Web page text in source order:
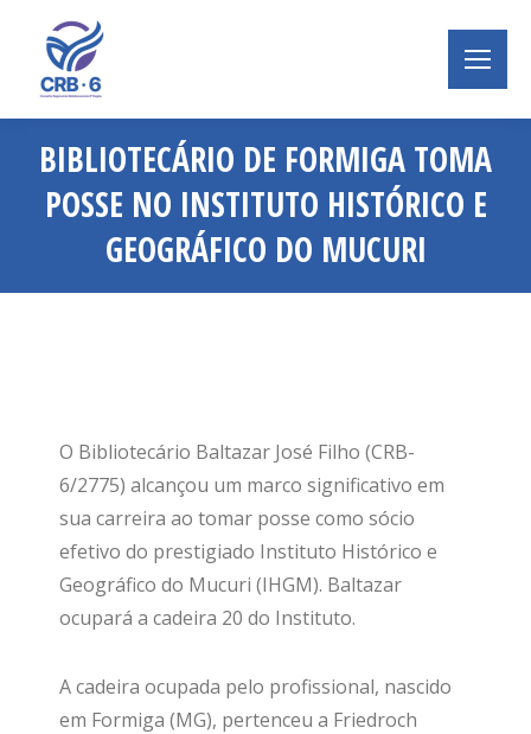
BIBLIOTECÁRIO DE FORMIGA TOMA
POSSE NO INSTITUTO HISTÓRICO E
GEOGRÁFICO DO MUCURI
Você está aqui:
O Bibliotecário Baltazar José Filho (CRB-
6/2775) alcançou um marco significativo em
sua carreira ao tomar posse como sócio
efetivo do prestigiado Instituto Histórico e
Geográfico do Mucuri (IHGM). Baltazar
ocupará a cadeira 20 do Instituto.
A cadeira ocupada pelo profissional, nascido
em Formiga (MG), pertenceu a Friedroch